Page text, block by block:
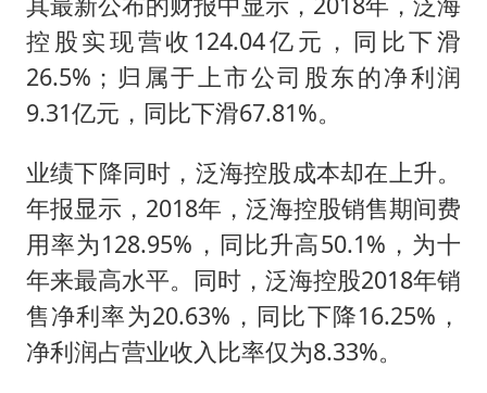
控股实现营收124.04亿元，同比下滑
26.5%；归属于上市公司股东的净利润
9.31亿元，同比下滑67.81%。
业绩下降同时，泛海控股成本却在上升。
年报显示，2018年，泛海控股销售期间费
用率为128.95%，同比升高50.1%，为十
年来最高水平。同时，泛海控股2018年销
售净利率为20.63%，同比下降16.25%，
净利润占营业收入比率仅为8.33%。